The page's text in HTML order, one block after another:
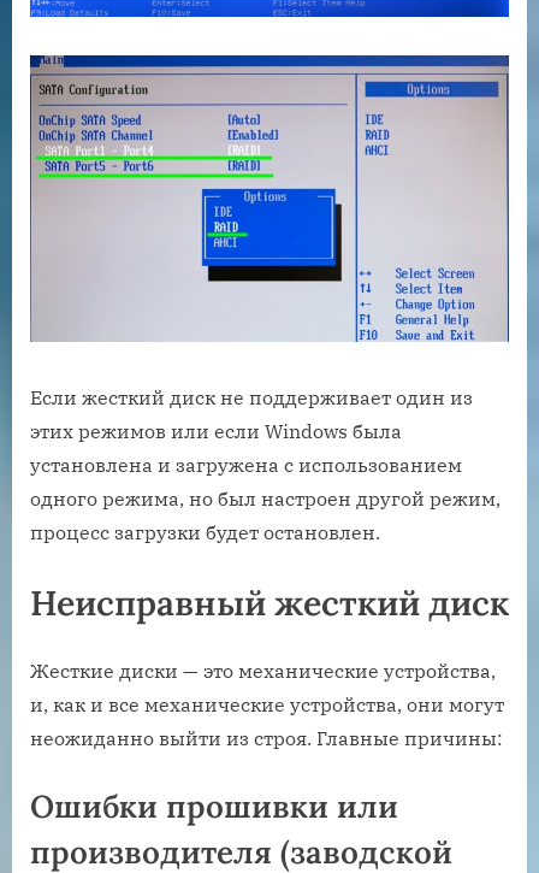
Если жесткий диск не поддерживает один из
этих режимов или если Windows была
установлена и загружена с использованием
одного режима, но был настроен другой режим,
процесс загрузки будет остановлен.
Неисправный жесткий диск
Жесткие диски — это механические устройства,
и, как и все механические устройства, они могут
неожиданно выйти из строя. Главные причины:
Ошибки прошивки или
производителя (заводской